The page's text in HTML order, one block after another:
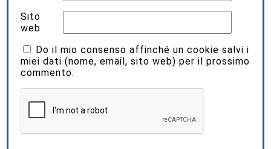
Sito
web
Do il mio consenso affinché un cookie salvi i
miei dati (nome, email, sito web) per il prossimo
commento.